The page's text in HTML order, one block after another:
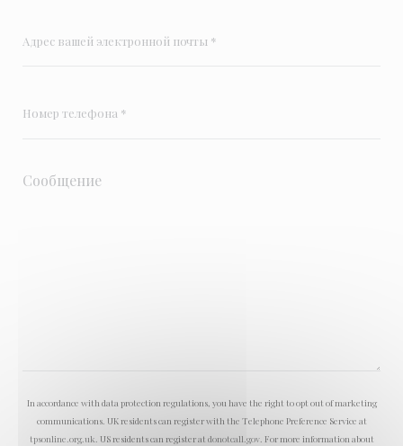
In accordance with data protection regulations, you have the right to opt out of marketing
communications. UK residents can register with the Telephone Preference Service at
tpsonline.org.uk . US residents can register at donotcall.gov. For more information about